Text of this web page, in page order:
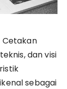
Cetakan
dan visi
sebagai